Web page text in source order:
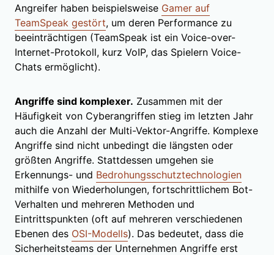
Angreifer haben beispielsweise Gamer auf
TeamSpeak gestört, um deren Performance zu
beeinträchtigen (TeamSpeak ist ein Voice-over-
Internet-Protokoll, kurz VoIP, das Spielern Voice-
Chats ermöglicht).
Angriffe sind komplexer. Zusammen mit der
Häufigkeit von Cyberangriffen stieg im letzten Jahr
auch die Anzahl der Multi-Vektor-Angriffe. Komplexe
Angriffe sind nicht unbedingt die längsten oder
größten Angriffe. Stattdessen umgehen sie
Erkennungs- und Bedrohungsschutztechnologien
mithilfe von Wiederholungen, fortschrittlichem Bot-
Verhalten und mehreren Methoden und
Eintrittspunkten (oft auf mehreren verschiedenen
Ebenen des OSI-Modells). Das bedeutet, dass die
Sicherheitsteams der Unternehmen Angriffe erst